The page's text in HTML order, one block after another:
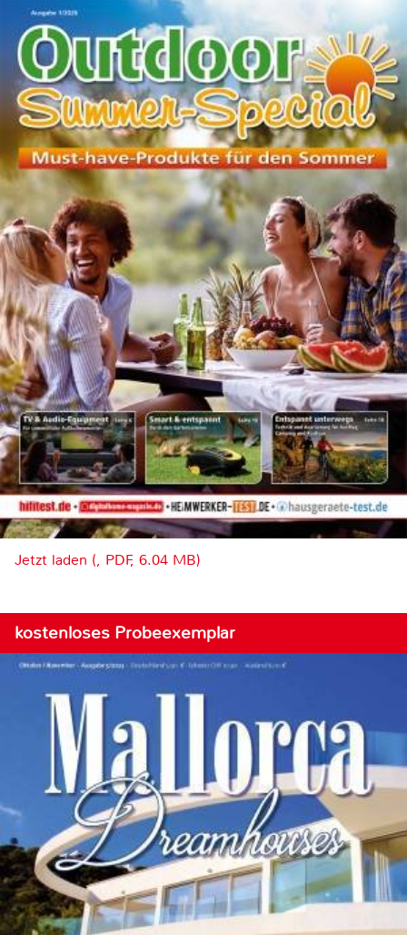
Jetzt laden (, PDF, 6.04 MB)
kostenloses Probeexemplar